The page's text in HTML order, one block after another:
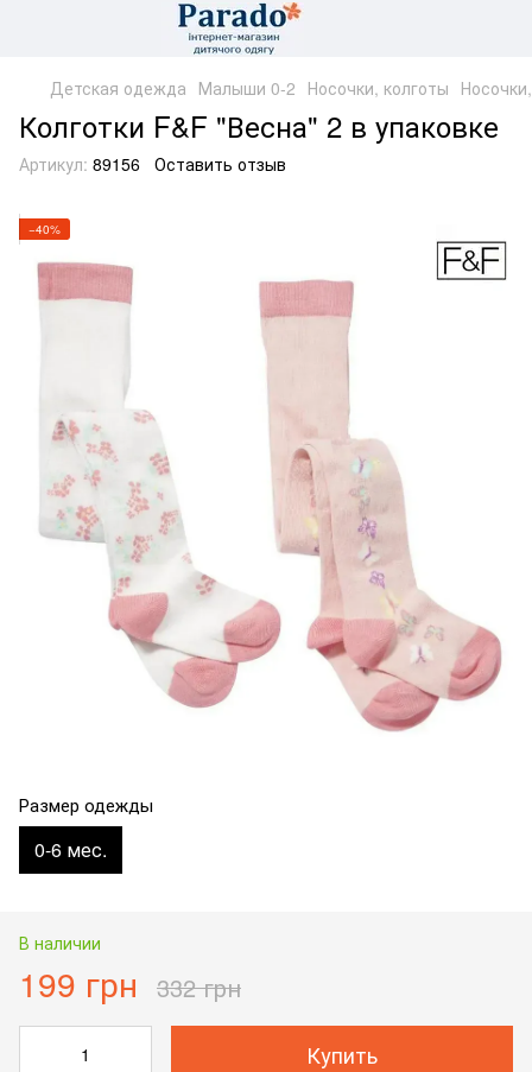
Детская одежда Малыши 0-2 Носочки, колготы
Колготки F&F "Весна" 2 в упаковке
Артикул: 89156 Оставить отзыв
−40%
Размер одежды
0-6 мес.
В наличии
199 грн 332 грн
Купить